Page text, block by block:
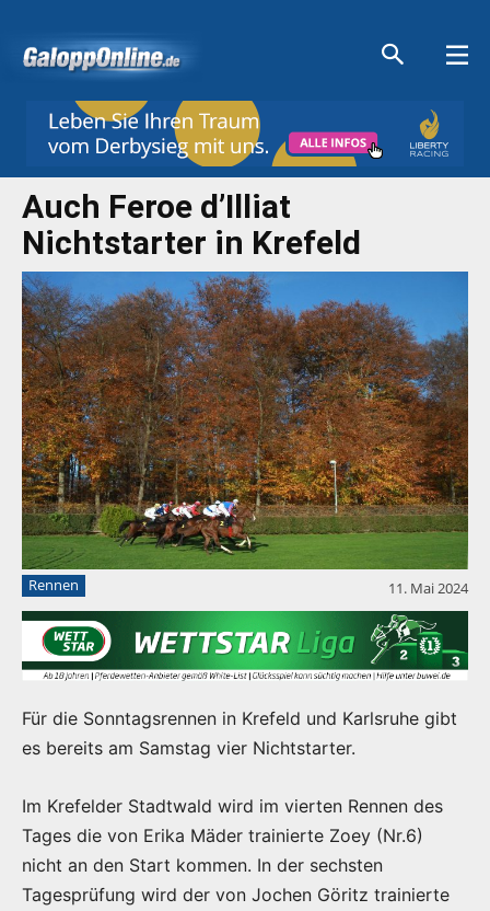
Auch Feroe d’Illiat
Nichtstarter in Krefeld
Rennen 11. Mai 2024
Für die Sonntagsrennen in Krefeld und Karlsruhe gibt
es bereits am Samstag vier Nichtstarter.
Im Krefelder Stadtwald wird im vierten Rennen des
Tages die von Erika Mäder trainierte Zoey (Nr.6)
nicht an den Start kommen. In der sechsten
Tagesprüfung wird der von Jochen Göritz trainierte